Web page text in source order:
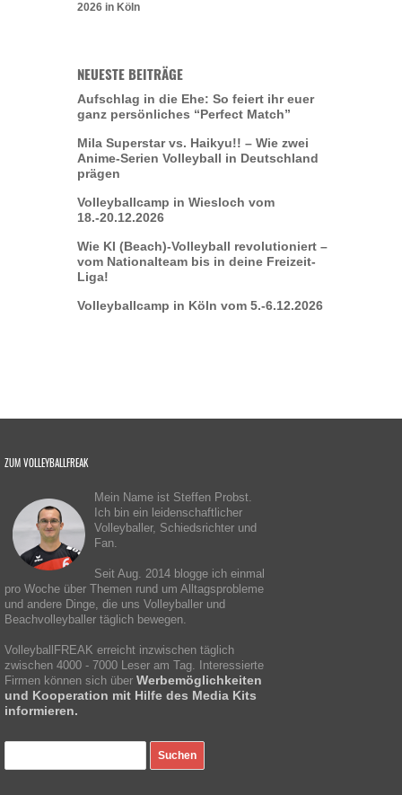
2026 in Köln
NEUESTE BEITRÄGE
Aufschlag in die Ehe: So feiert ihr euer
ganz persönliches “Perfect Match”
Mila Superstar vs. Haikyu!! – Wie zwei
Anime-Serien Volleyball in Deutschland
prägen
Volleyballcamp in Wiesloch vom
18.-20.12.2026
Wie KI (Beach)-Volleyball revolutioniert –
vom Nationalteam bis in deine Freizeit-
Liga!
Volleyballcamp in Köln vom 5.-6.12.2026
ZUM VOLLEYBALLFREAK
Mein Name ist Steffen Probst.
Ich bin ein leidenschaftlicher
Volleyballer, Schiedsrichter und
Fan.
Seit Aug. 2014 blogge ich einmal
pro Woche über Themen rund um Alltagsprobleme
und andere Dinge, die uns Volleyballer und
Beachvolleyballer täglich bewegen.
VolleyballFREAK erreicht inzwischen täglich
zwischen 4000 - 7000 Leser am Tag. Interessierte
Firmen können sich über Werbemöglichkeiten
und Kooperation mit Hilfe des Media Kits
informieren.